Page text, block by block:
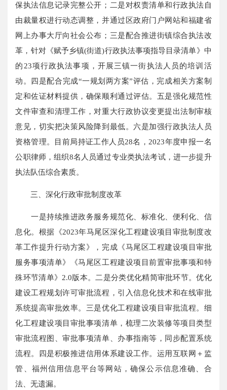
保执法信息记录完整公开；二是对权责清单和行政执法自
由裁量权进行动态调整，并通过区政府门户网站和福建省
网上办事大厅向社会公布；三是配合推进街镇综合执法改
革，针对《赋予乡镇(街道)行政执法事项指导目录清单》中
的23项行政执法事项，开展三镇一街执法人员的培训活
动。四是配合完成“一规划两方案”评估，完成相关方案制
定和佐证材料提供，确保顺利通过评估。五是强化规范性
文件审查和清理工作，对重大行政协议变更提出法制审核
意见，切实把决策风险降到最低。六是加强行政执法人员
资格管理。目前局持证工作人员28名，2023年度申报一名
公职律师，组织8名人员通过专业类执法考试，进一步提升
执法队伍综合素质。
三、深化行政审批制度改革
一是持续推进政务服务规范化、标准化、便利化、信
息化。根据《2023年马尾区深化工程建设项目审批制度改
革工作提升行动方案》，完成《马尾区工程建设项目审批
服务事项清单》《马尾区工程建设项目前置审批事项和特
殊环节清单》2.0版本。二是分类优化精简审批环节。优化
建设工程规划许可审批流程，引入信息化技术和在线审批
系统提高审批效率。三是优化工程建设项目审批流程。细
化工程建设项目审批事项清单，梳理二次装修等项目类型
审批流程图、审批事项清单、办事指南等，同步配置系统
流程。四是积极推进信用体系建设工作。运用互联网＋监
管、福州信用信息平台等网站，确保公示信息准确、合
法、无遗漏。